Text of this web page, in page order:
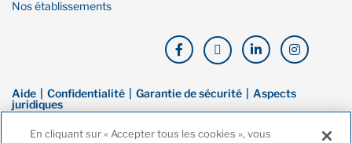
Nos établissements
Aide Confidentialité Garantie de sécurité
Aspects
juridiques
En cliquant sur « Accepter tous les cookies », vous